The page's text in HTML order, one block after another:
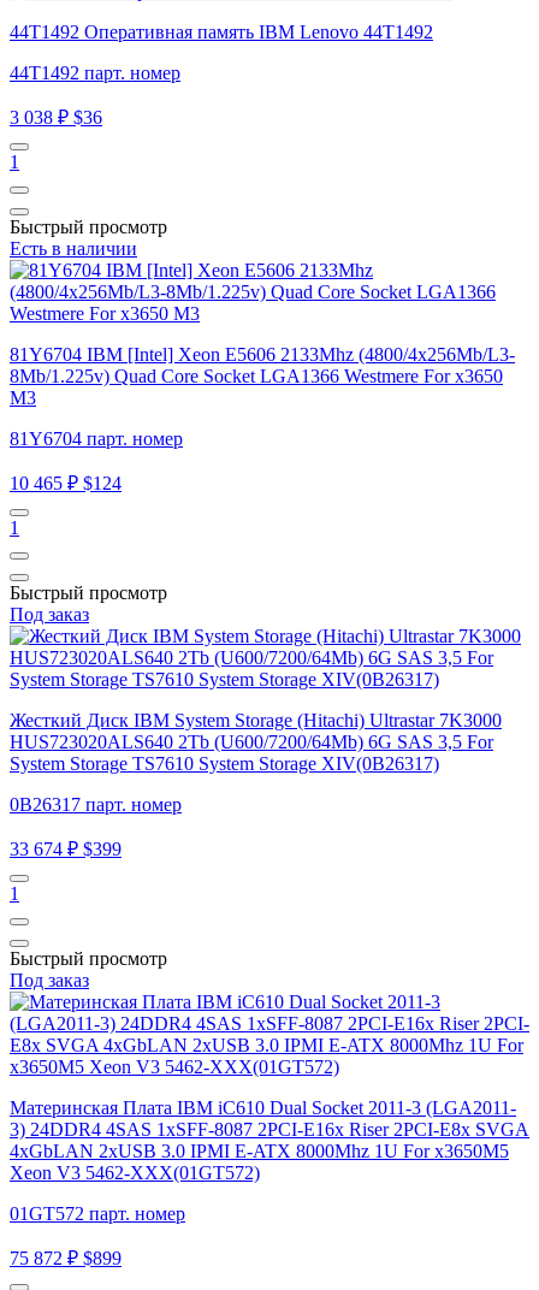
44T1492 Оперативная память IBM Lenovo 44T1492
44T1492 парт. номер
3 038 ₽ $36
1
Быстрый просмотр
Есть в наличии
81Y6704 IBM [Intel] Xeon E5606 2133Mhz (4800/4x256Mb/L3-
8Mb/1.225v) Quad Core Socket LGA1366 Westmere For x3650
M3
81Y6704 парт. номер
10 465 ₽ $124
1
Быстрый просмотр
Под заказ
Жесткий Диск IBM System Storage (Hitachi) Ultrastar 7K3000
HUS723020ALS640 2Tb (U600/7200/64Mb) 6G SAS 3,5 For
System Storage TS7610 System Storage XIV(0B26317)
0B26317 парт. номер
33 674 ₽ $399
1
Быстрый просмотр
Под заказ
Материнская Плата IBM iC610 Dual Socket 2011-3 (LGA2011-
3) 24DDR4 4SAS 1xSFF-8087 2PCI-E16x Riser 2PCI-E8x SVGA
4xGbLAN 2xUSB 3.0 IPMI E-ATX 8000Mhz 1U For x3650M5
Xeon V3 5462-XXX(01GT572)
01GT572 парт. номер
75 872 ₽ $899